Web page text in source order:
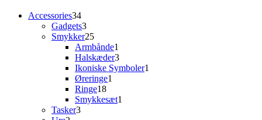
Accessories3434
varer
Gadgets33
varer
Smykker2525
varer
Armbånde1
vare
Halskæder33
varer
Ikoniske Symboler1
Øreringe1
Ringe1818
varer
Smykkesæt1
Tasker33